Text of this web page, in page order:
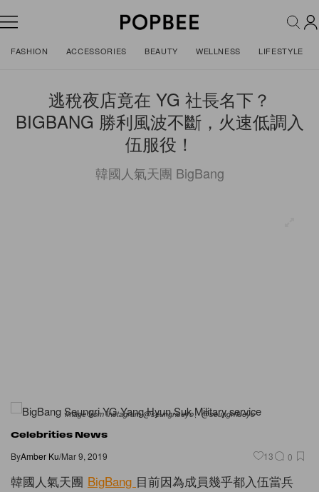
FASHION ACCESSORIES BEAUTY WELLNESS LIFESTYLE
逃稅夜店竟在 YG 社長名下？
BIGBANG 勝利風波不斷，火速低調入
伍服役！
韓國人氣天團 BigBang
Image from Instagram @seungriseyo、@seungrriseyo
Celebrities News
ByAmber Ku/Mar 9, 2019 13 0
韓國人氣天團 BigBang 目前因為成員幾乎都入伍當兵